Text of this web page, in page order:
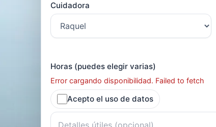
Cuidadora
Horas (puedes elegir varias)
Error cargando disponibilidad. Failed to fetch
Acepto el uso de datos